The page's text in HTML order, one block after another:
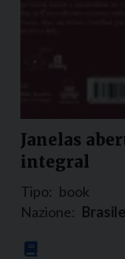
Janelas
integral
Tipo: book
Nazione: Brasile